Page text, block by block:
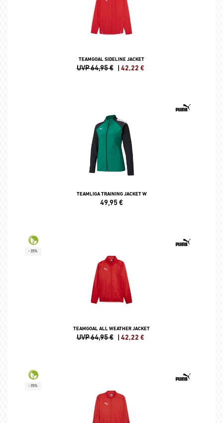
TEAMGOAL SIDELINE JACKET
UVP 64,95 € | 42,22 €
TEAMLIGA TRAINING JACKET W
49,95€
-35%
TEAMGOAL ALL WEATHER JACKET
UVP 64,95 € | 42,22 €
-35%